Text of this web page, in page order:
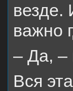
везде.
важно
– Да, –
Вся